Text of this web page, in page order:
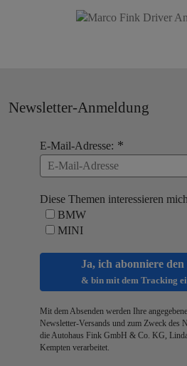
Newsletter-Anmeldung
E-Mail-Adresse:
Diese Themen interessieren
BMW
MINI
Ja, ich abonniere
& bin mit dem Tracking
Mit dem Absenden werden Ihre
Newsletter-Versands und zum Zweck des
die Autohaus Fink GmbH & Co. KG,
Kempten verarbeitet.